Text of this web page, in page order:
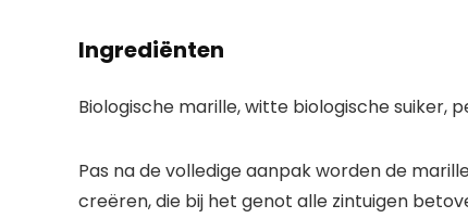
Ingrediënten
Biologische marille, witte biologische
Pas na de volledige aanpak worden de
creëren, die bij het genot alle zintuigen